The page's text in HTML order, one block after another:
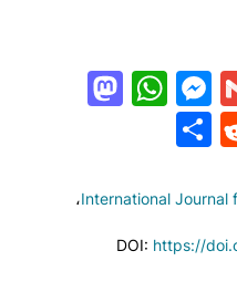
Gmail
Reddit
Share
International Journal،
DOI: https://